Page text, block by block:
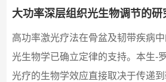
大功率深层组织光生物调节的研
高功率激光疗法在骨盆及韧带疾病
光生物学已确立定律的支持。本生-
光疗的生物学效应直接取决于传递